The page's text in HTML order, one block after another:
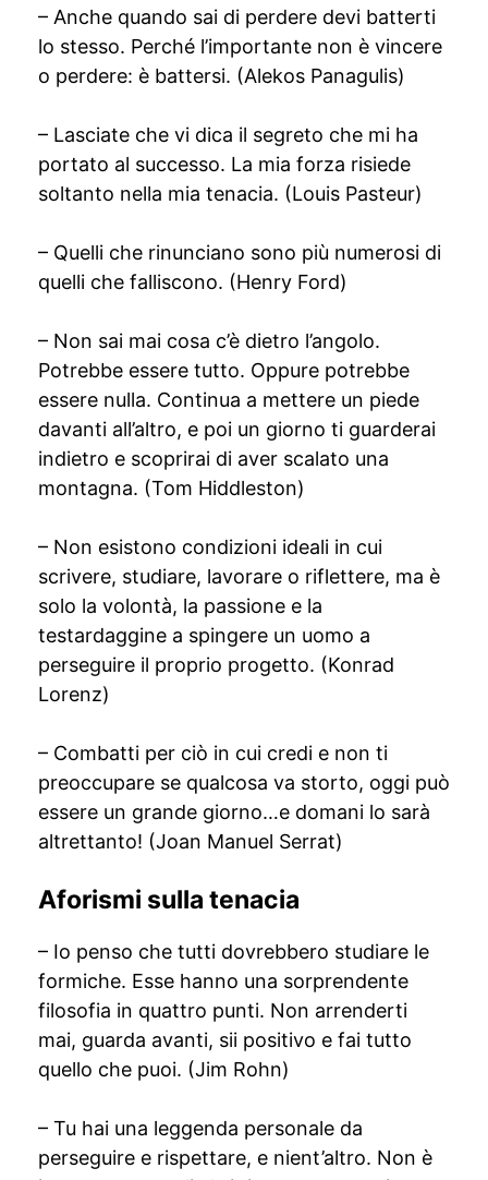
– Anche quando sai di perdere devi batterti
lo stesso. Perché l’importante non è vincere
o perdere: è battersi. (Alekos Panagulis)
– Lasciate che vi dica il segreto che mi ha
portato al successo. La mia forza risiede
soltanto nella mia tenacia. (Louis Pasteur)
– Quelli che rinunciano sono più numerosi di
quelli che falliscono. (Henry Ford)
– Non sai mai cosa c’è dietro l’angolo.
Potrebbe essere tutto. Oppure potrebbe
essere nulla. Continua a mettere un piede
davanti all’altro, e poi un giorno ti guarderai
indietro e scoprirai di aver scalato una
montagna. (Tom Hiddleston)
– Non esistono condizioni ideali in cui
scrivere, studiare, lavorare o riflettere, ma è
solo la volontà, la passione e la
testardaggine a spingere un uomo a
perseguire il proprio progetto. (Konrad
Lorenz)
– Combatti per ciò in cui credi e non ti
preoccupare se qualcosa va storto, oggi può
essere un grande giorno…e domani lo sarà
altrettanto! (Joan Manuel Serrat)
Aforismi sulla tenacia
– Io penso che tutti dovrebbero studiare le
formiche. Esse hanno una sorprendente
filosofia in quattro punti. Non arrenderti
mai, guarda avanti, sii positivo e fai tutto
quello che puoi. (Jim Rohn)
– Tu hai una leggenda personale da
perseguire e rispettare, e nient’altro. Non è